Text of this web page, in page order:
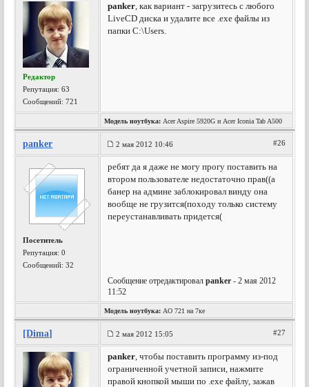
Редактор
Репутация:63
Сообщений: 721
panker, как вариант - загрузитесь с любого
LiveCD диска и удалите все .exe файлы из
папки C:\Users.
Модель ноутбука: Acer Aspire 5920G и Acer Iconia Tab A500
panker 2 мая 2012 10:46 #26
Посетитель
Репутация:0
Сообщений: 32
ребят да я даже не могу прогу поставить на
втором пользователе недостаточно прав((а
банер на админе заблокировал винду она
вообще не грузится(походу только систему
переустанавливать придется(
Сообщение отредактировалpanker - 2 мая 2012
11:52
Модель ноутбука: АО 721 на 7ке
[Dima] 2 мая 2012 15:05 #27
panker, чтобы поставить программу из-под
ограниченной учетной записи, нажмите
правой кнопкой мыши по .exe файлу, зажав